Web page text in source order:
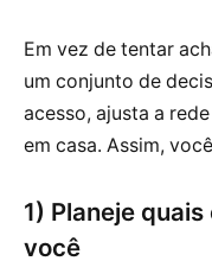
Em vez de tentar
um conjunto de
acesso, ajusta a
em casa. Assim,
1) Planeje
você